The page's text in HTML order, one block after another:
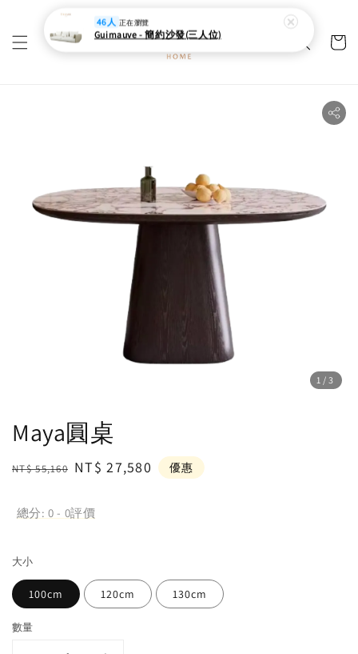
1 /3
Maya圓桌
Regular
NT$ 55,160 Sale
NT$ 27,580 優惠
總分:0 - 0評價
大小
100cm 120cm 130cm
數量
46人 正在瀏覽
Guimauve - 簡約沙發(三人位)